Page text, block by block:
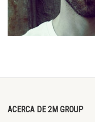
ACERCA DE 2M GROUP